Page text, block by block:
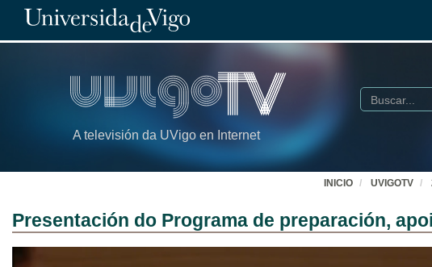
A televisión da UVigo en Internet
Buscar
INICIO UVIGOTV
Presentación do Programa de preparación,